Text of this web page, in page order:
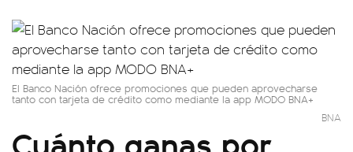
El Banco Nación ofrece promociones que pueden aprovecharse
tanto con tarjeta de crédito como mediante la app MODO BNA+
BNA
Cuánto ganas por